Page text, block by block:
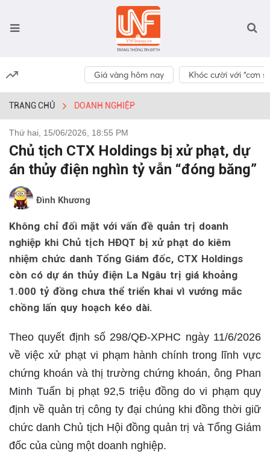
Giá vàng hôm nay Khóc cười với “cơn
TRANG CHỦ DOANH NGHIỆP
Thứ hai, 15/06/2026, 18:55 PM
Chủ tịch CTX Holdings bị xử phạt, dự
án thủy điện nghìn tỷ vẫn “đóng băng”
Đình Khương
Không chỉ đối mặt với vấn đề quản trị doanh
nghiệp khi Chủ tịch HĐQT bị xử phạt do kiêm
nhiệm chức danh Tổng Giám đốc, CTX Holdings
còn có dự án thủy điện La Ngâu trị giá khoảng
1.000 tỷ đồng chưa thể triển khai vì vướng mắc
chồng lấn quy hoạch kéo dài.
Theo quyết định số 298/QĐ-XPHC ngày 11/6/2026
về việc xử phạt vi phạm hành chính trong lĩnh vực
chứng khoán và thị trường chứng khoán, ông Phan
Minh Tuấn bị phạt 92,5 triệu đồng do vi phạm quy
định về quản trị công ty đại chúng khi đồng thời giữ
chức danh Chủ tịch Hội đồng quản trị và Tổng Giám
đốc của cùng một doanh nghiệp.